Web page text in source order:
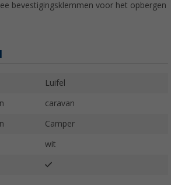
bevestigingsklemmen voor het opbergen
Luifel
caravan
Camper
wit